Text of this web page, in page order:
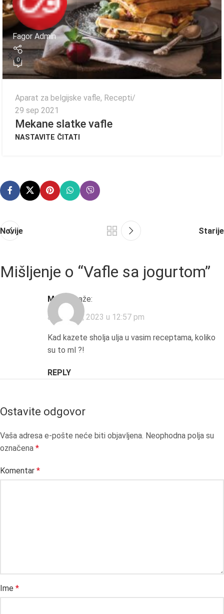
Fagor Admin
0
Aparat za belgijske vafle, Recepti
29 sep 2021
Mekane slatke vafle
NASTAVITE ČITATI
Novije Starije
Mišljenje o “Vafle sa jogurtom”
Marija
kaže:
avgust 11, 2023 u 12:57 pm
Kad kazete sholja ulja u vasim receptama, koliko
su to ml ?!
REPLY
Ostavite odgovor
Vaša adresa e-pošte neće biti objavljena. Neophodna polja su
označena *
Komentar *
Ime *